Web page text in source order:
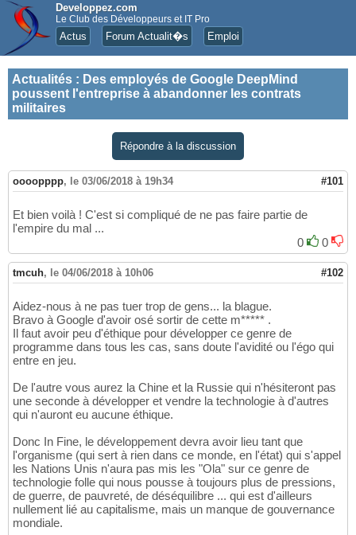
Developpez.com
Le Club des Développeurs et IT Pro
Actus Forum Actualit�s Emploi
Actualités : Des employés de Google DeepMind
poussent l'entreprise à abandonner les contrats
militaires
Répondre à la discussion
oooopppp, le 03/06/2018 à 19h34 #101
Et bien voilà ! C'est si compliqué de ne pas faire partie de
l'empire du mal ...
0
0
tmcuh, le 04/06/2018 à 10h06 #102
Aidez-nous à ne pas tuer trop de gens... la blague.
Bravo à Google d'avoir osé sortir de cette m***** .
Il faut avoir peu d'éthique pour développer ce genre de
programme dans tous les cas, sans doute l'avidité ou l'égo qui
entre en jeu.
De l'autre vous aurez la Chine et la Russie qui n'hésiteront pas
une seconde à développer et vendre la technologie à d'autres
qui n'auront eu aucune éthique.
Donc In Fine, le développement devra avoir lieu tant que
l'organisme (qui sert à rien dans ce monde, en l'état) qui s'appel
les Nations Unis n'aura pas mis les "Ola" sur ce genre de
technologie folle qui nous pousse à toujours plus de pressions,
de guerre, de pauvreté, de déséquilibre ... qui est d'ailleurs
nullement lié au capitalisme, mais un manque de gouvernance
mondiale.